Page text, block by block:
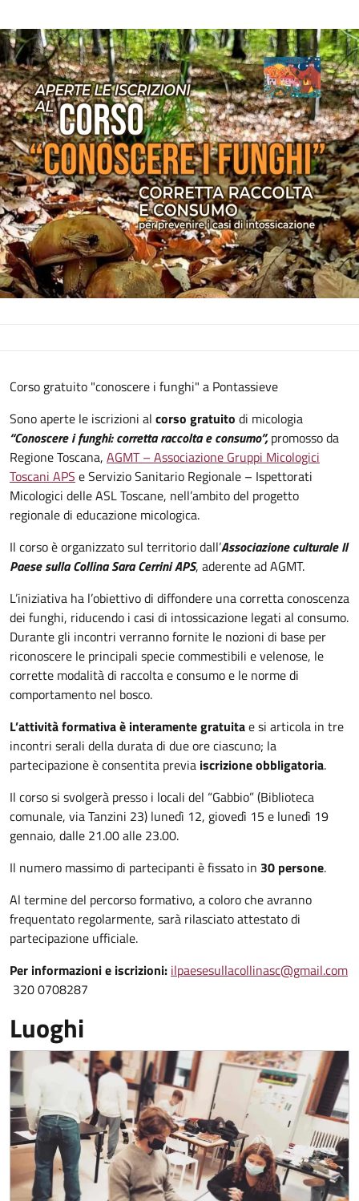
Image
Descrizione
Corso gratuito "conoscere i funghi" a Pontassieve
Sono aperte le iscrizioni al corso gratuito di micologia
“Conoscere i funghi: corretta raccolta e consumo”,promosso da
Regione Toscana, AGMT – Associazione Gruppi Micologici
Toscani APS e Servizio Sanitario Regionale – Ispettorati
Micologici delle ASL Toscane, nell’ambito del progetto
regionale di educazione micologica.
Il corso è organizzato sul territorio dall’Associazione culturale Il
Paese sulla Collina Sara Cerrini APS, aderente ad AGMT.
L’iniziativa ha l’obiettivo di diffondere una corretta conoscenza
dei funghi, riducendo i casi di intossicazione legati al consumo.
Durante gli incontri verranno fornite le nozioni di base per
riconoscere le principali specie commestibili e velenose, le
corrette modalità di raccolta e consumo e le norme di
comportamento nel bosco.
L’attività formativa è interamente gratuitae si articola in tre
incontri serali della durata di due ore ciascuno; la
partecipazione è consentita previa iscrizione obbligatoria.
Il corso si svolgerà presso i locali del “Gabbio” (Biblioteca
comunale, via Tanzini 23) lunedì 12, giovedì 15 e lunedì 19
gennaio, dalle 21.00 alle 23.00.
Il numero massimo di partecipanti è fissato in 30 persone.
Al termine del percorso formativo, a coloro che avranno
frequentato regolarmente, sarà rilasciato attestato di
partecipazione ufficiale.
Per informazioni e iscrizioni: ilpaesesullacollinasc@gmail.com
320 0708287
Luoghi